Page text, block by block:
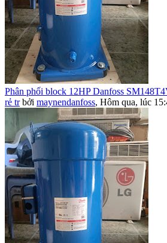
Phân phối block 12HP Danfoss
rẻ tr bởi maynendanfoss, Hôm qua, lúc